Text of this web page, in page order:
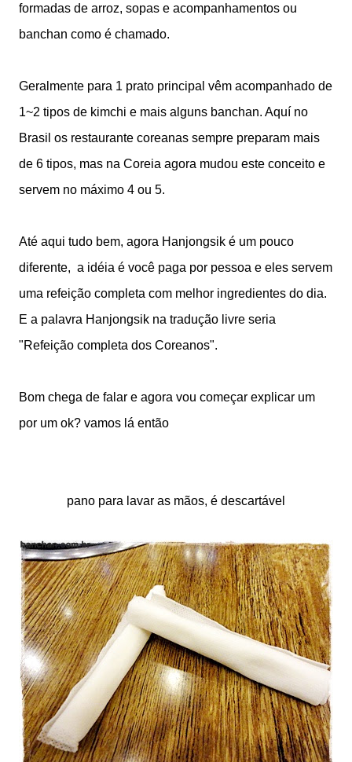
formadas de arroz, sopas e acompanhamentos ou
banchan como é chamado.
Geralmente para 1 prato principal vêm acompanhado de
1~2 tipos de kimchi e mais alguns banchan. Aquí no
Brasil os restaurante coreanas sempre preparam mais
de 6 tipos, mas na Coreia agora mudou este conceito e
servem no máximo 4 ou 5.
Até aqui tudo bem, agora Hanjongsik é um pouco
diferente, a idéia é você paga por pessoa e eles servem
uma refeição completa com melhor ingredientes do dia.
E a palavra Hanjongsik na tradução livre seria
"Refeição completa dos Coreanos".
Bom chega de falar e agora vou começar explicar um
por um ok? vamos lá então
pano para lavar as mãos, é descartável